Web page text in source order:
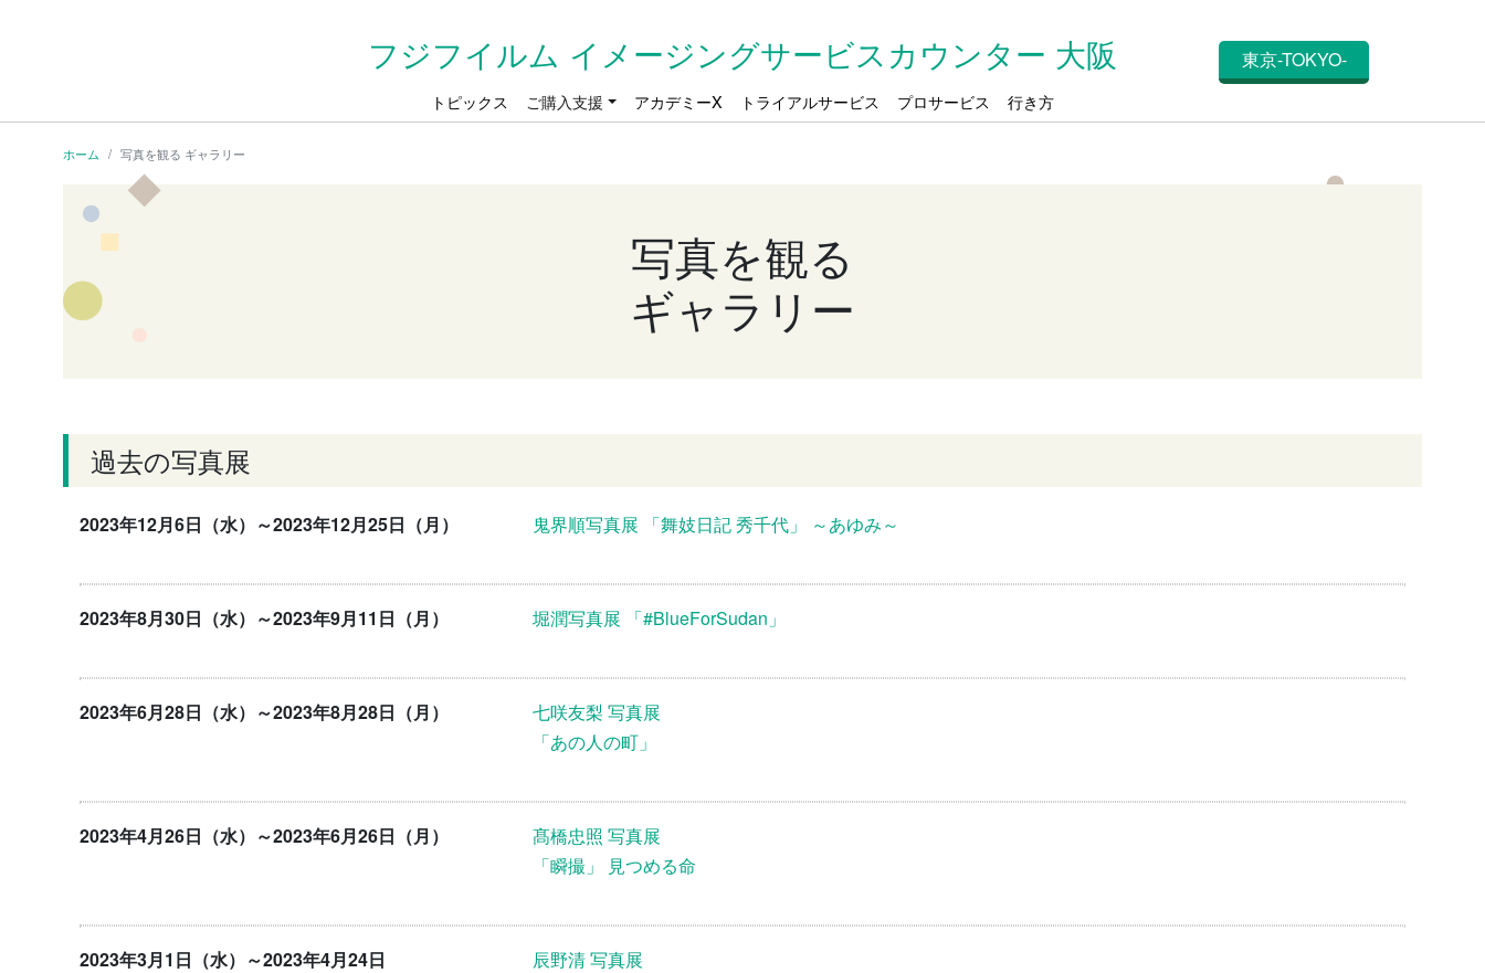
フジフイルム イメージングサービスカウンター 大阪 東京-TOKYO-
トピックス ご購入支援 アカデミーX トライアルサービス プロサービス 行き方
ホーム 写真を観る ギャラリー
写真を観る
ギャラリー
過去の写真展
2023年12月6日（水）～2023年12月25日（月） 鬼界順写真展 「舞妓日記 秀千代」 ～あゆみ～
2023年8月30日（水）～2023年9月11日（月） 堀潤写真展 「#BlueForSudan」
2023年6月28日（水）～2023年8月28日（月）
七咲友梨 写真展
「あの人の町」
2023年4月26日（水）～2023年6月26日（月）
髙橋忠照 写真展
「瞬撮」 見つめる命
2023年3月1日（水）～2023年4月24日
辰野清 写真展